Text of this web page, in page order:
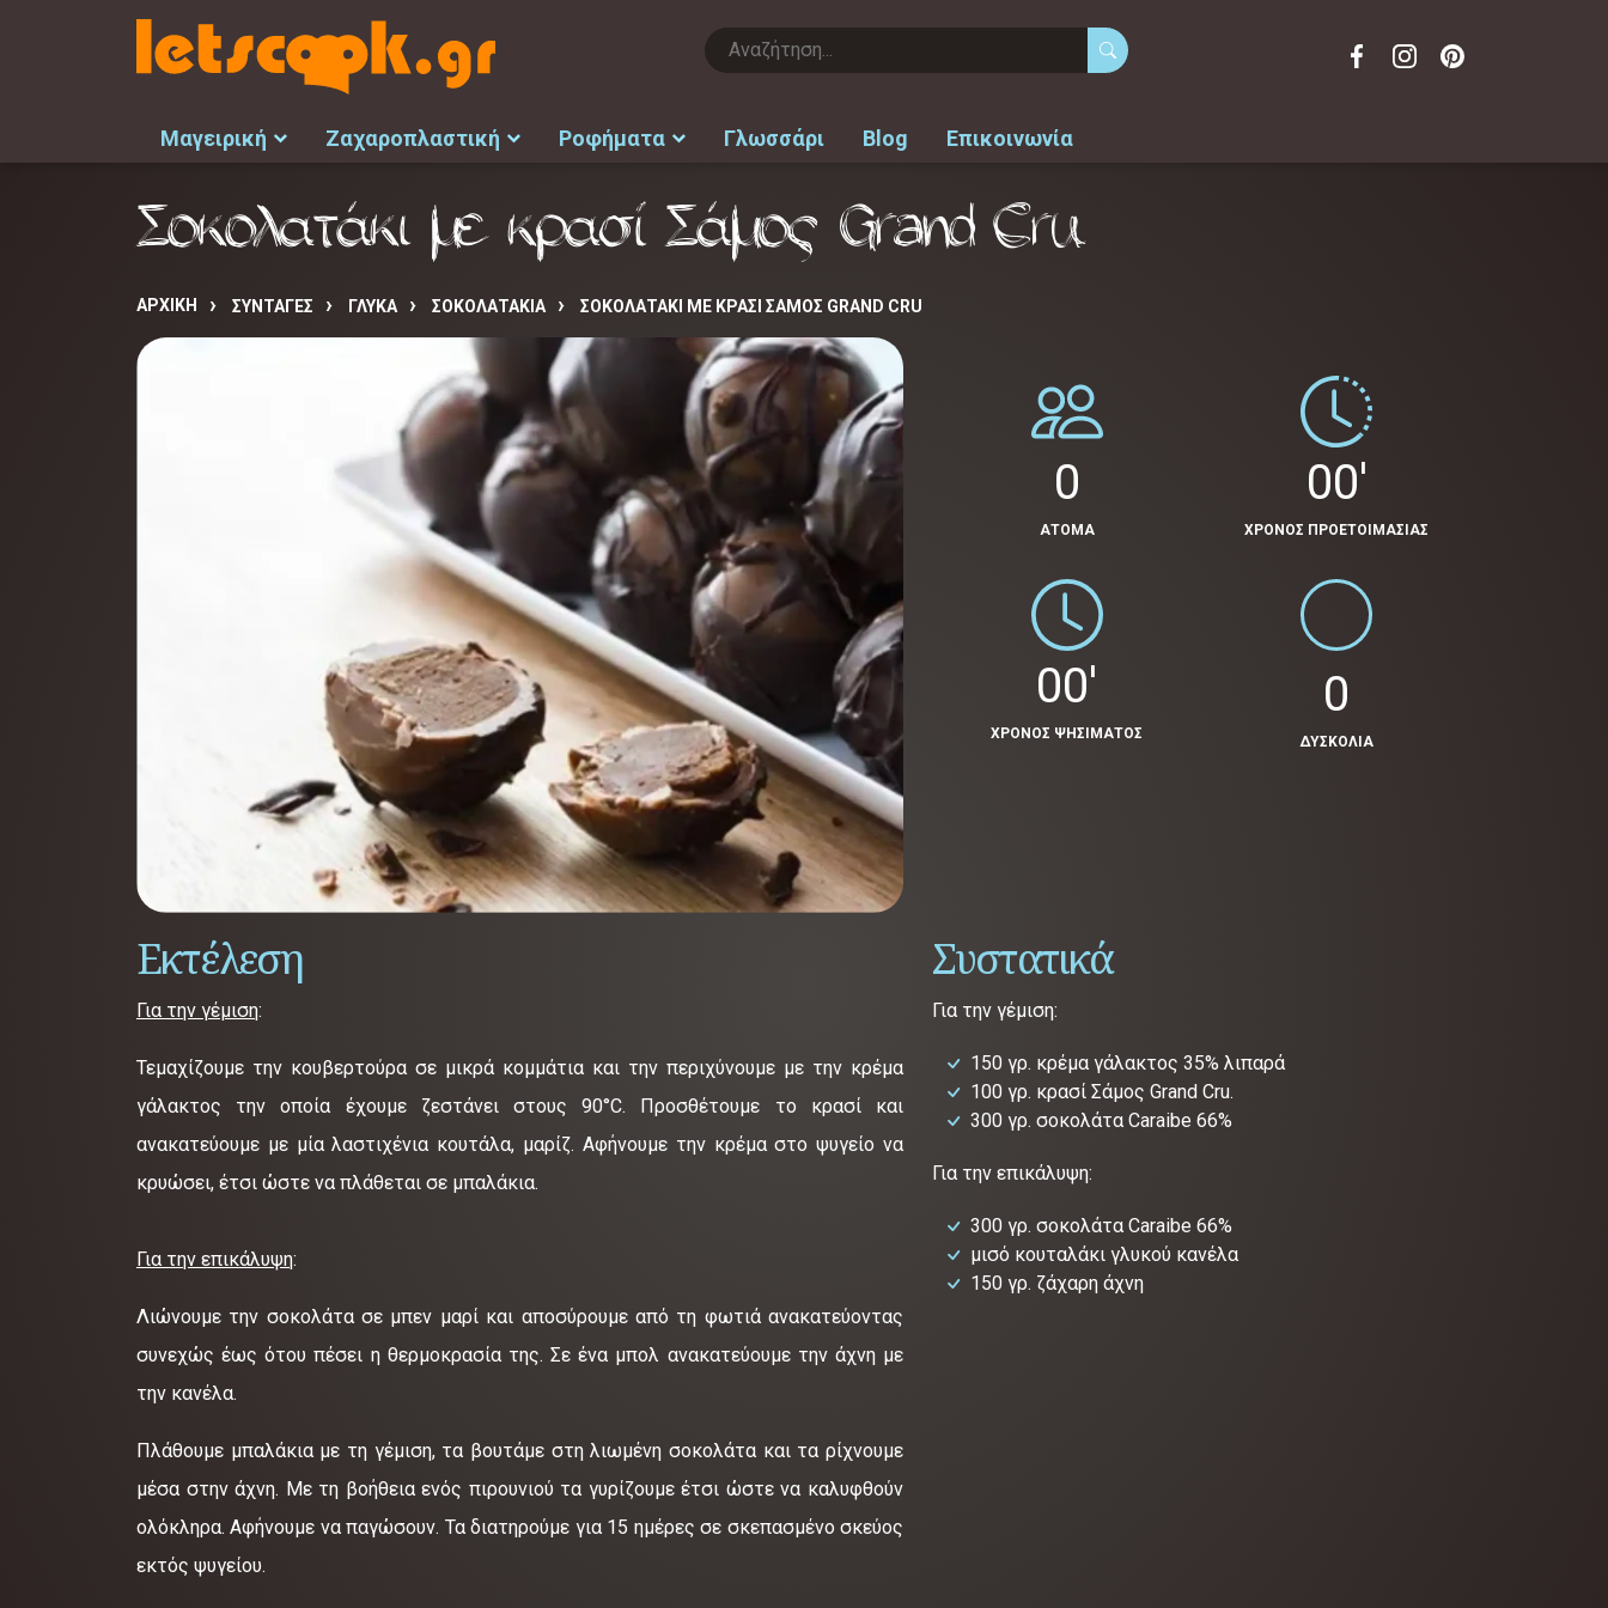
Μαγειρική Ζαχαροπλαστική Ροφήματα Γλωσσάρι Blog Επικοινωνία
Σοκολατάκι με κρασί Σάμος Grand Cru
ΑΡΧΙΚΉ ΣΥΝΤΑΓΈΣ ΓΛΥΚΑ ΣΟΚΟΛΑΤΑΚΙΑ ΣΟΚΟΛΑΤΆΚΙ ΜΕ ΚΡΑΣΊ ΣΆΜΟΣ GRAND CRU
0
ΑΤΟΜΑ
00'
ΧΡΟΝΟΣ ΠΡΟΕΤΟΙΜΑΣΙΑΣ
00'
ΧΡΟΝΟΣ ΨΗΣΙΜΑΤΟΣ
0
ΔΥΣΚΟΛΙΑ
Συστατικά
Για την γέμιση:
150 γρ. κρέμα γάλακτος 35% λιπαρά
100 γρ. κρασί Σάμος Grand Cru.
300 γρ. σοκολάτα Caraibe 66%
Για την επικάλυψη:
300 γρ. σοκολάτα Caraibe 66%
μισό κουταλάκι γλυκού κανέλα
150 γρ. ζάχαρη άχνη
Εκτέλεση
Για την γέμιση:
Τεμαχίζουμε την κουβερτούρα σε μικρά κομμάτια και την περιχύνουμε με την κρέμα
γάλακτος την οποία έχουμε ζεστάνει στους 90°C. Προσθέτουμε το κρασί και
ανακατεύουμε με μία λαστιχένια κουτάλα, μαρίζ. Αφήνουμε την κρέμα στο ψυγείο να
κρυώσει, έτσι ώστε να πλάθεται σε μπαλάκια.
Για την επικάλυψη:
Λιώνουμε την σοκολάτα σε μπεν μαρί και αποσύρουμε από τη φωτιά ανακατεύοντας
συνεχώς έως ότου πέσει η θερμοκρασία της. Σε ένα μπολ ανακατεύουμε την άχνη με
την κανέλα.
Πλάθουμε μπαλάκια με τη γέμιση, τα βουτάμε στη λιωμένη σοκολάτα και τα ρίχνουμε
μέσα στην άχνη. Με τη βοήθεια ενός πιρουνιού τα γυρίζουμε έτσι ώστε να καλυφθούν
ολόκληρα. Αφήνουμε να παγώσουν. Τα διατηρούμε για 15 ημέρες σε σκεπασμένο σκεύος
εκτός ψυγείου.